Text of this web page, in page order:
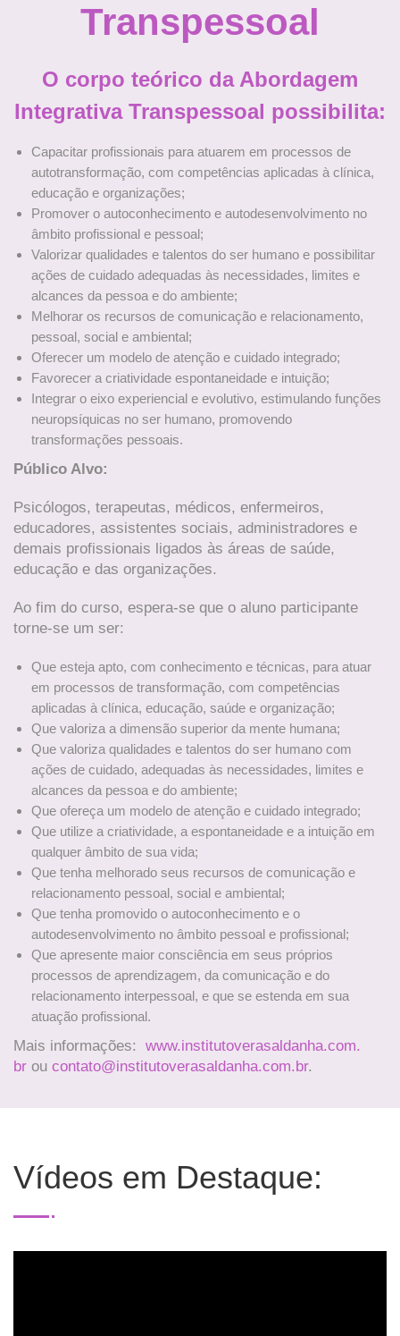
Transpessoal
O corpo teórico da Abordagem
Integrativa Transpessoal possibilita:
Capacitar profissionais para atuarem em processos de
autotransformação, com competências aplicadas à clínica,
educação e organizações;
Promover o autoconhecimento e autodesenvolvimento no
âmbito profissional e pessoal;
Valorizar qualidades e talentos do ser humano e possibilitar
ações de cuidado adequadas às necessidades, limites e
alcances da pessoa e do ambiente;
Melhorar os recursos de comunicação e relacionamento,
pessoal, social e ambiental;
Oferecer um modelo de atenção e cuidado integrado;
Favorecer a criatividade espontaneidade e intuição;
Integrar o eixo experiencial e evolutivo, estimulando funções
neuropsíquicas no ser humano, promovendo
transformações pessoais.
Público Alvo:
Psicólogos, terapeutas, médicos, enfermeiros,
educadores, assistentes sociais, administradores e
demais profissionais ligados às áreas de saúde,
educação e das organizações.
Ao fim do curso, espera-se que o aluno participante
torne-se um ser:
Que esteja apto, com conhecimento e técnicas, para atuar
em processos de transformação, com competências
aplicadas à clínica, educação, saúde e organização;
Que valoriza a dimensão superior da mente humana;
Que valoriza qualidades e talentos do ser humano com
ações de cuidado, adequadas às necessidades, limites e
alcances da pessoa e do ambiente;
Que ofereça um modelo de atenção e cuidado integrado;
Que utilize a criatividade, a espontaneidade e a intuição em
qualquer âmbito de sua vida;
Que tenha melhorado seus recursos de comunicação e
relacionamento pessoal, social e ambiental;
Que tenha promovido o autoconhecimento e o
autodesenvolvimento no âmbito pessoal e profissional;
Que apresente maior consciência em seus próprios
processos de aprendizagem, da comunicação e do
relacionamento interpessoal, e que se estenda em sua
atuação profissional.
Mais informações: www.institutoverasaldanha.com.
br ou contato@institutoverasaldanha.com.br.
Vídeos em Destaque: